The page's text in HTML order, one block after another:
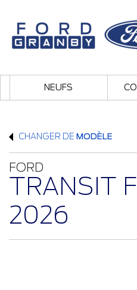
NEUFS
CHANGER DE MODÈLE
FORD
TRANSIT
2026